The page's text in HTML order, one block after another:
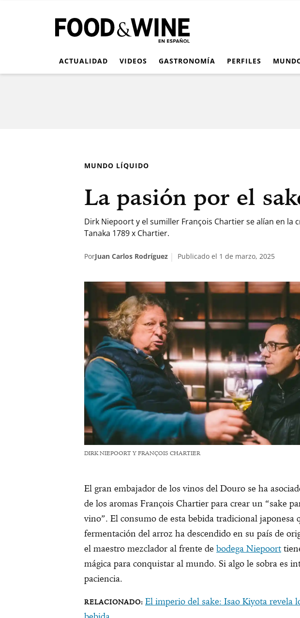
ACTUALIDAD VIDEOS GASTRONOMÍA PERFILES
MUNDO LÍQUIDO
La pasión por el
Dirk Niepoort y el sumiller François Chartier se alían en la
Tanaka 1789 x Chartier.
PorJuan Carlos Rodríguez Publicado el 1 de marzo, 2025
DIRK NIEPOORT Y FRANÇOIS CHARTIER
El gran embajador de los vinos del Douro se ha
de los aromas François Chartier para crear un “sake
vino”. El consumo de esta bebida tradicional japonesa
fermentación del arroz ha descendido en su país de
el maestro mezclador al frente de bodega Niepoort
mágica para conquistar al mundo. Si algo le sobra es
paciencia.
El imperio del sake: Isao Kiyota revela